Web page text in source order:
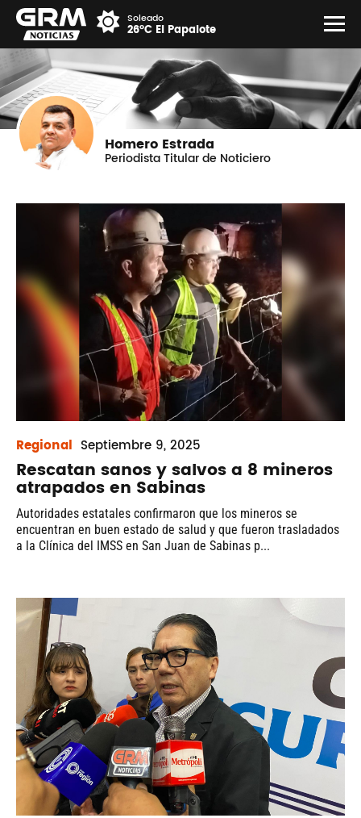
Soleado
26°C El Papalote
Homero Estrada
Periodista Titular de Noticiero
Regional Septiembre 9, 2025
Rescatan sanos y salvos a 8 mineros
atrapados en Sabinas
Autoridades estatales confirmaron que los mineros se
encuentran en buen estado de salud y que fueron trasladados
a la Clínica del IMSS en San Juan de Sabinas p...